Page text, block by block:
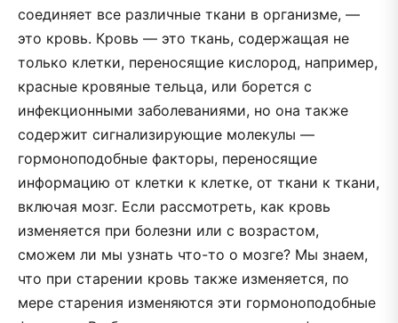
соединяет все различные ткани в организме, —
это кровь. Кровь — это ткань, содержащая не
только клетки, переносящие кислород, например,
красные кровяные тельца, или борется с
инфекционными заболеваниями, но она также
содержит сигнализирующие молекулы —
гормоноподобные факторы, переносящие
информацию от клетки к клетке, от ткани к ткани,
включая мозг. Если рассмотреть, как кровь
изменяется при болезни или с возрастом,
сможем ли мы узнать что-то о мозге? Мы знаем,
что при старении кровь также изменяется, по
мере старения изменяются эти гормоноподобные